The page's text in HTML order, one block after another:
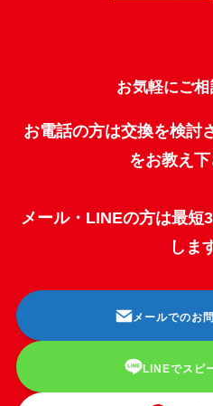
お気軽にご相
お電話の方は交換を検討
をお教え
メール・LINEの方は最短
しま
メールでのお
LINEでスピ